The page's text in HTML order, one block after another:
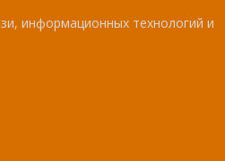
информационных технологий и